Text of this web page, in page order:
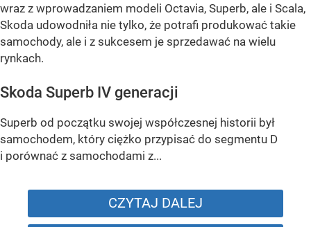
wraz z wprowadzaniem modeli Octavia, Superb, ale i Scala,
Skoda udowodniła nie tylko, że potrafi produkować takie
samochody, ale i z sukcesem je sprzedawać na wielu
rynkach.
Skoda Superb IV generacji
Superb od początku swojej współczesnej historii był
samochodem, który ciężko przypisać do segmentu D
i porównać z samochodami z...
CZYTAJ DALEJ